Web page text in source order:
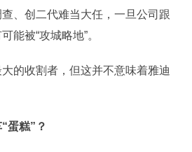
、创二代难当大任，一旦公司跟
能被“攻城略地”。
的收割者，但这并不意味着雅迪
蛋糕”？